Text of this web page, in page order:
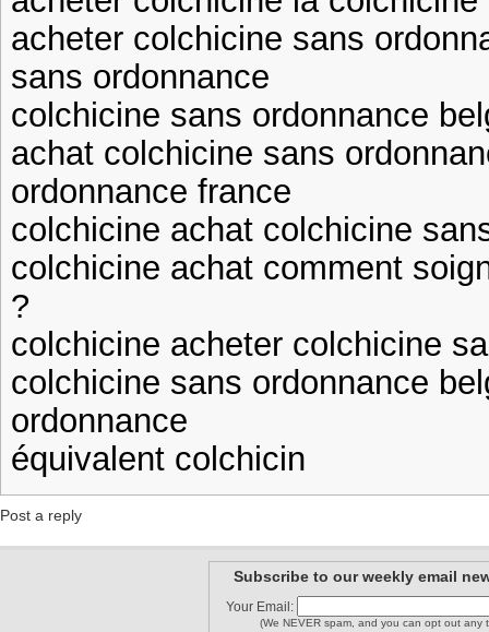
acheter colchicine sans
sans ordonnance
colchicine sans ordonnance
achat colchicine sans
ordonnance france
colchicine achat colchicine
colchicine achat comment
?
colchicine acheter colchicine
colchicine sans ordonnance
ordonnance
équivalent colchicin
Post a reply
Subscribe to our weekly email
Your Email:
(We NEVER spam, and you can opt out any